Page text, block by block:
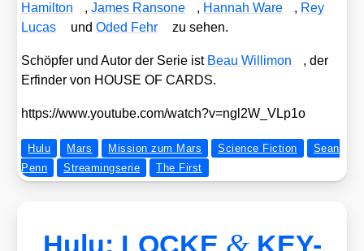
Hamil­ton
,James Ran­so­ne , Han­nah Ware , Rey
Lucas
undOded Fehr zu sehen.
Schöp­fer und Autor der Serie ist Beau Wil­li­mon
, der
Erfin­der von HOUSE OF CARDS.
https://​www​.you​tube​.com/​w​a​t​c​h​?​v​=​n​g​l​2​W​_​V​L​p1o
Hulu Mars Mission zum Mars Science Fiction
Sean
Penn
Streamingserie The First
Hulu: LOCKE &KEY-